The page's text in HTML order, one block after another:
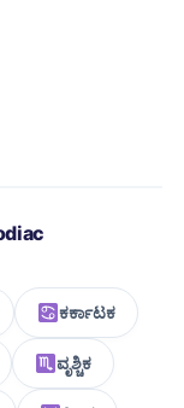
ಕರ್ಕಾಟಕ
ವೃಶ್ಚಿಕ